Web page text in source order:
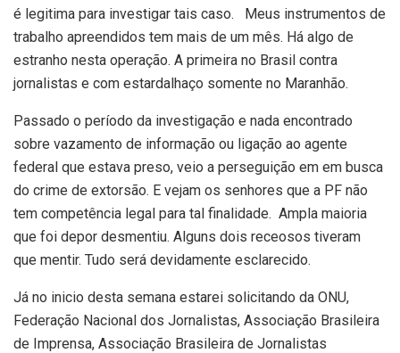
é legitima para investigar tais caso. Meus instrumentos de
trabalho apreendidos tem mais de um mês. Há algo de
estranho nesta operação. A primeira no Brasil contra
jornalistas e com estardalhaço somente no Maranhão.
Passado o período da investigação e nada encontrado
sobre vazamento de informação ou ligação ao agente
federal que estava preso, veio a perseguição em em busca
do crime de extorsão. E vejam os senhores que a PF não
tem competência legal para tal finalidade. Ampla maioria
que foi depor desmentiu. Alguns dois receosos tiveram
que mentir. Tudo será devidamente esclarecido.
Já no inicio desta semana estarei solicitando da ONU,
Federação Nacional dos Jornalistas, Associação Brasileira
de Imprensa, Associação Brasileira de Jornalistas